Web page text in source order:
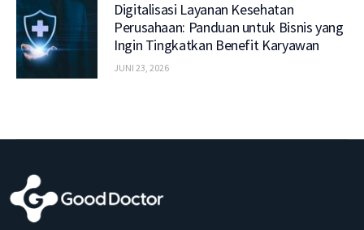
Digitalisasi Layanan Kesehatan
Perusahaan: Panduan untuk Bisnis yang
Ingin Tingkatkan Benefit Karyawan
JUNI 23, 2026